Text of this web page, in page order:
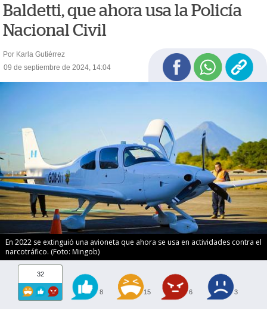
Baldetti, que ahora usa la Policía
Nacional Civil
Por Karla Gutiérrez
09 de septiembre de 2024, 14:04
En 2022 se extinguió una avioneta que ahora se usa en actividades contra el
narcotráfico. (Foto: Mingob)
32
8 15 6 3